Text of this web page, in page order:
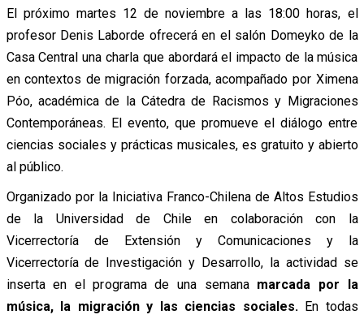
El próximo martes 12 de noviembre a las 18:00 horas, el
profesor Denis Laborde ofrecerá en el salón Domeyko de la
Casa Central una charla que abordará el impacto de la música
en contextos de migración forzada, acompañado por Ximena
Póo, académica de la Cátedra de Racismos y Migraciones
Contemporáneas. El evento, que promueve el diálogo entre
ciencias sociales y prácticas musicales, es gratuito y abierto
al público.
Organizado por la Iniciativa Franco-Chilena de Altos Estudios
de la Universidad de Chile en colaboración con la
Vicerrectoría de Extensión y Comunicaciones y la
Vicerrectoría de Investigación y Desarrollo, la actividad se
inserta en el programa de una semana marcada por la
música, la migración y las ciencias sociales. En todas